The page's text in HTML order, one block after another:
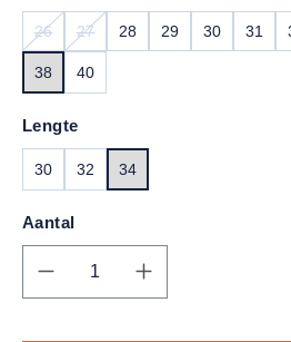
26
(DEZE OPTIE IS MOMENTEEL NIET
27 28 29 30 31
38 40
Lengte
30 32 34
Aantal
Producthoeveelheid: